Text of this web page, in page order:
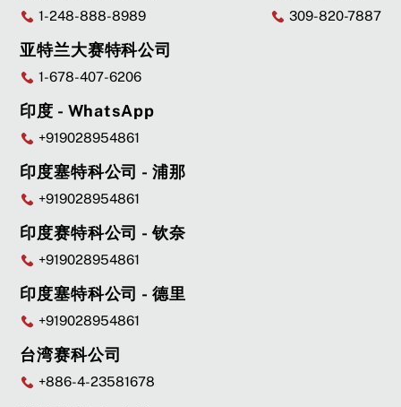
1-248-888-8989
亚特兰大赛特科公司
1-678-407-6206
309-820-7887
印度 - WhatsApp
+919028954861
印度塞特科公司 - 浦那
+919028954861
印度赛特科公司 - 钦奈
+919028954861
印度塞特科公司 - 德里
+919028954861
台湾赛科公司
+886-4-23581678